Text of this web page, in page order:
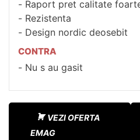
Raport pret calitate
Rezistenta
Design nordic deosebit
CONTRA
Nu s au gasit
VEZI OFERTA
EMAG